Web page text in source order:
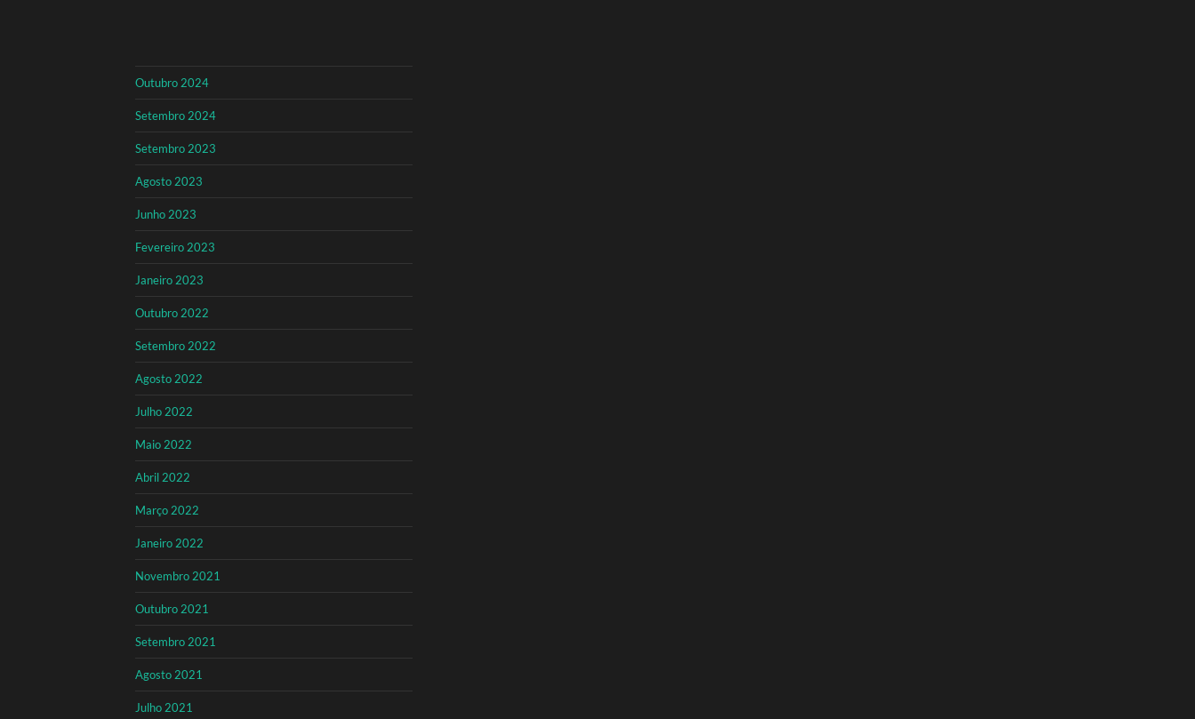
Outubro 2024
Setembro 2024
Setembro 2023
Agosto 2023
Junho 2023
Fevereiro 2023
Janeiro 2023
Outubro 2022
Setembro 2022
Agosto 2022
Julho 2022
Maio 2022
Abril 2022
Março 2022
Janeiro 2022
Novembro 2021
Outubro 2021
Setembro 2021
Agosto 2021
Julho 2021